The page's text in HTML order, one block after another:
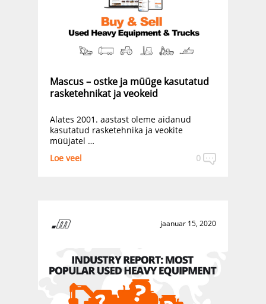
Mascus – ostke ja müüge kasutatud
rasketehnikat ja veokeid
Alates 2001. aastast oleme aidanud
kasutatud rasketehnika ja veokite
müüjatel …
0
Loe veel
jaanuar 15, 2020